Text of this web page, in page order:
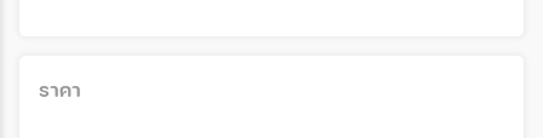
ราคา